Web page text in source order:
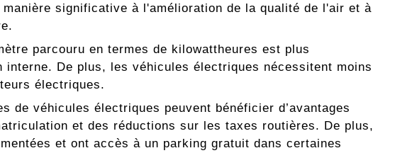
significative à l'amélioration de la qualité de l'air et à
parcouru en termes de kilowattheures est plus
interne. De plus, les véhicules électriques nécessitent moins
électriques.
véhicules électriques peuvent bénéficier d’avantages
et des réductions sur les taxes routières. De plus,
et ont accès à un parking gratuit dans certaines